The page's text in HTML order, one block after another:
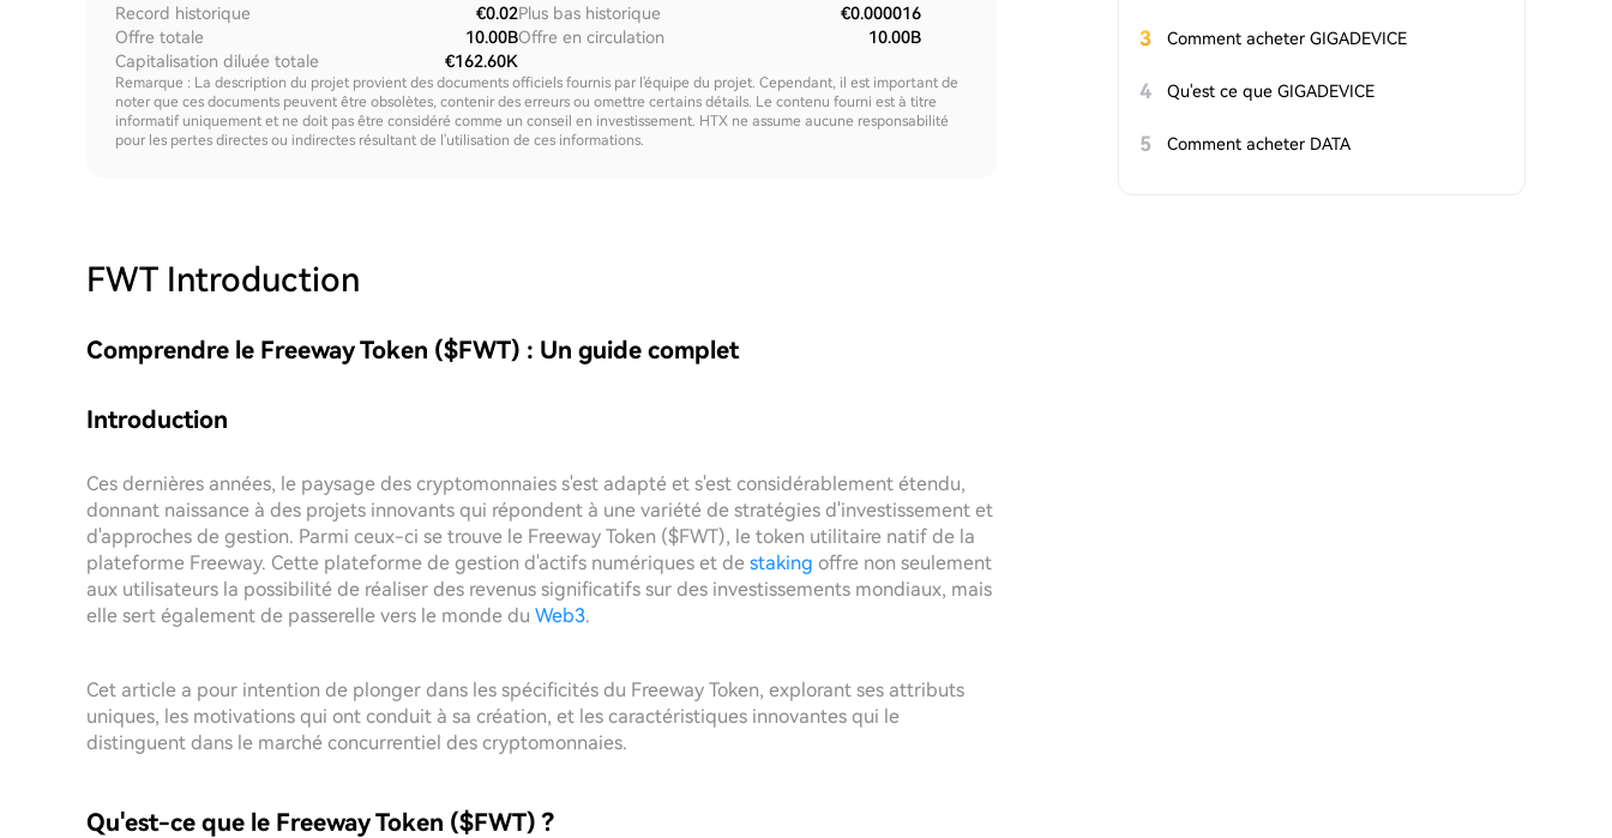
Record historique
€0.02
Offre totale
10.00B
Capitalisation diluée totale
€162.60K
Plus bas historique
€0.000016
Offre en circulation
10.00B
Remarque : La description du projet provient des documents officiels fournis par l'équipe du projet. Cependant, il est important de
noter que ces documents peuvent être obsolètes, contenir des erreurs ou omettre certains détails. Le contenu fourni est à titre
informatif uniquement et ne doit pas être considéré comme un conseil en investissement. HTX ne assume aucune responsabilité
pour les pertes directes ou indirectes résultant de l'utilisation de ces informations.
FWT Introduction
Comprendre le Freeway Token ($FWT) : Un guide complet
Introduction
Ces dernières années, le paysage des cryptomonnaies s'est adapté et s'est considérablement étendu,
donnant naissance à des projets innovants qui répondent à une variété de stratégies d'investissement et
d'approches de gestion. Parmi ceux-ci se trouve le Freeway Token ($FWT), le token utilitaire natif de la
plateforme Freeway. Cette plateforme de gestion d'actifs numériques et de staking offre non seulement
aux utilisateurs la possibilité de réaliser des revenus significatifs sur des investissements mondiaux, mais
elle sert également de passerelle vers le monde du Web3.
Cet article a pour intention de plonger dans les spécificités du Freeway Token, explorant ses attributs
uniques, les motivations qui ont conduit à sa création, et les caractéristiques innovantes qui le
distinguent dans le marché concurrentiel des cryptomonnaies.
Qu'est-ce que le Freeway Token ($FWT) ?
3 Comment acheter GIGADEVICE
4 Qu'est ce que GIGADEVICE
5 Comment acheter DATA